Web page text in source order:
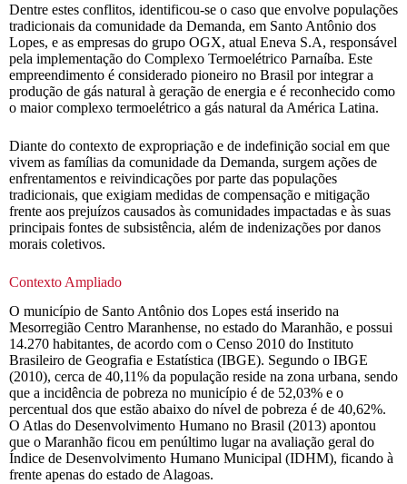
Dentre estes conflitos, identificou-se o caso que envolve populações
tradicionais da comunidade da Demanda, em Santo Antônio dos
Lopes, e as empresas do grupo OGX, atual Eneva S.A, responsável
pela implementação do Complexo Termoelétrico Parnaíba. Este
empreendimento é considerado pioneiro no Brasil por integrar a
produção de gás natural à geração de energia e é reconhecido como
o maior complexo termoelétrico a gás natural da América Latina.
Diante do contexto de expropriação e de indefinição social em que
vivem as famílias da comunidade da Demanda, surgem ações de
enfrentamentos e reivindicações por parte das populações
tradicionais, que exigiam medidas de compensação e mitigação
frente aos prejuízos causados às comunidades impactadas e às suas
principais fontes de subsistência, além de indenizações por danos
morais coletivos.
Contexto Ampliado
O município de Santo Antônio dos Lopes está inserido na
Mesorregião Centro Maranhense, no estado do Maranhão, e possui
14.270 habitantes, de acordo com o Censo 2010 do Instituto
Brasileiro de Geografia e Estatística (IBGE). Segundo o IBGE
(2010), cerca de 40,11% da população reside na zona urbana, sendo
que a incidência de pobreza no município é de 52,03% e o
percentual dos que estão abaixo do nível de pobreza é de 40,62%.
O Atlas do Desenvolvimento Humano no Brasil (2013) apontou
que o Maranhão ficou em penúltimo lugar na avaliação geral do
Índice de Desenvolvimento Humano Municipal (IDHM), ficando à
frente apenas do estado de Alagoas.